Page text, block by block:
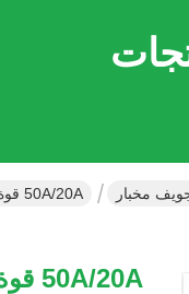
مخبار 50A/20A قوة خطّ مخبار ضغط يختبر آلة Iec/ul
50A/20A قوة خطّ مخبار ضغط يختبر آلة Iec/ul